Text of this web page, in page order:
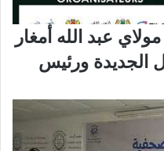
عبد الله أمغار
الجديدة ورئيس